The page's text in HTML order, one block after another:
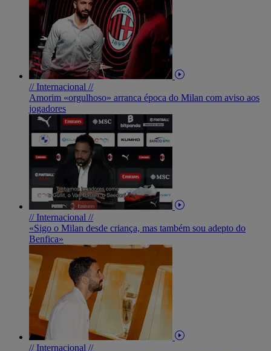
// Internacional //
Amorim «orgulhoso» arranca época do Milan com aviso aos
jogadores
// Internacional //
«Sigo o Milan desde criança, mas também sou adepto do
Benfica»
// Internacional //